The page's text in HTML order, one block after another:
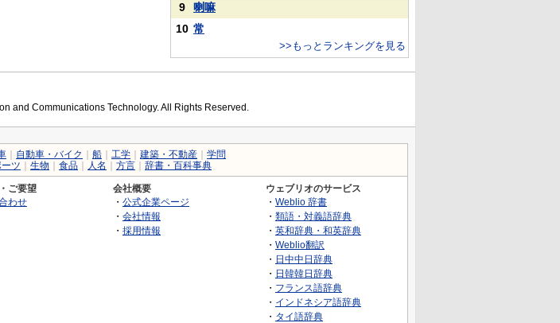
9
喇嘛
10 常
>>もっとランキングを見る
and Communications Technology. All Rights Reserved.
自動車・バイク 船 工学 建築・不動産
学問
ーツ 生物 食品 人名 方言 辞書・百科事典
ご要望
わせ
会社概要
・ 公式企業ページ
・ 会社情報
・ 採用情報
ウェブリオのサービス
・ Weblio 辞書
・ 類語・対義語辞典
・ 英和辞典・和英辞典
・ Weblio翻訳
・ 日中中日辞典
・ 日韓韓日辞典
・ フランス語辞典
・ インドネシア語辞典
・ タイ語辞典